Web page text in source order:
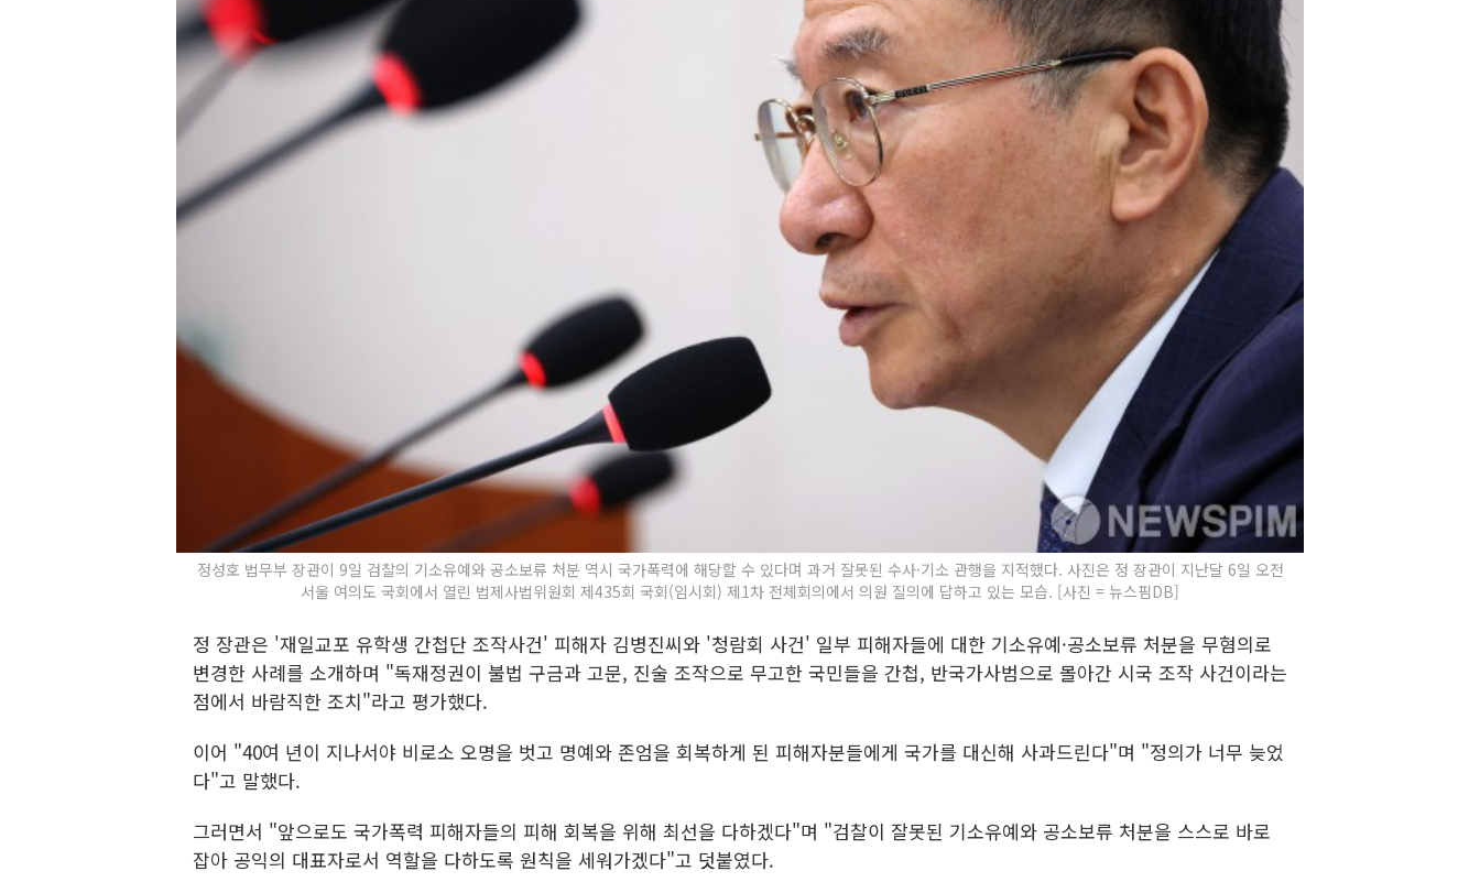
정성호 법무부 장관이 9일 검찰의 기소유예와 공소보류 처분 역시 국가폭력에 해당할 수 있다며 과거 잘못된 수사·기소 관행을 지적했다. 사진은 정 장관이 지난달 6일 오전
서울 여의도 국회에서 열린 법제사법위원회 제435회 국회(임시회) 제1차 전체회의에서 의원 질의에 답하고 있는 모습. [사진 = 뉴스핌DB]
정 장관은 '재일교포 유학생 간첩단 조작사건' 피해자 김병진씨와 '청람회 사건' 일부 피해자들에 대한 기소유예·공소보류 처분을 무혐의로
변경한 사례를 소개하며 "독재정권이 불법 구금과 고문, 진술 조작으로 무고한 국민들을 간첩, 반국가사범으로 몰아간 시국 조작 사건이라는
점에서 바람직한 조치"라고 평가했다.
이어 "40여 년이 지나서야 비로소 오명을 벗고 명예와 존엄을 회복하게 된 피해자분들에게 국가를 대신해 사과드린다"며 "정의가 너무 늦었
다"고 말했다.
그러면서 "앞으로도 국가폭력 피해자들의 피해 회복을 위해 최선을 다하겠다"며 "검찰이 잘못된 기소유예와 공소보류 처분을 스스로 바로
잡아 공익의 대표자로서 역할을 다하도록 원칙을 세워가겠다"고 덧붙였다.